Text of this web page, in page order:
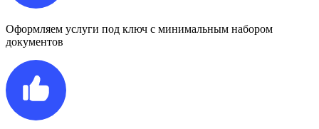
Оформляем услуги под ключ с минимальным набором
документов